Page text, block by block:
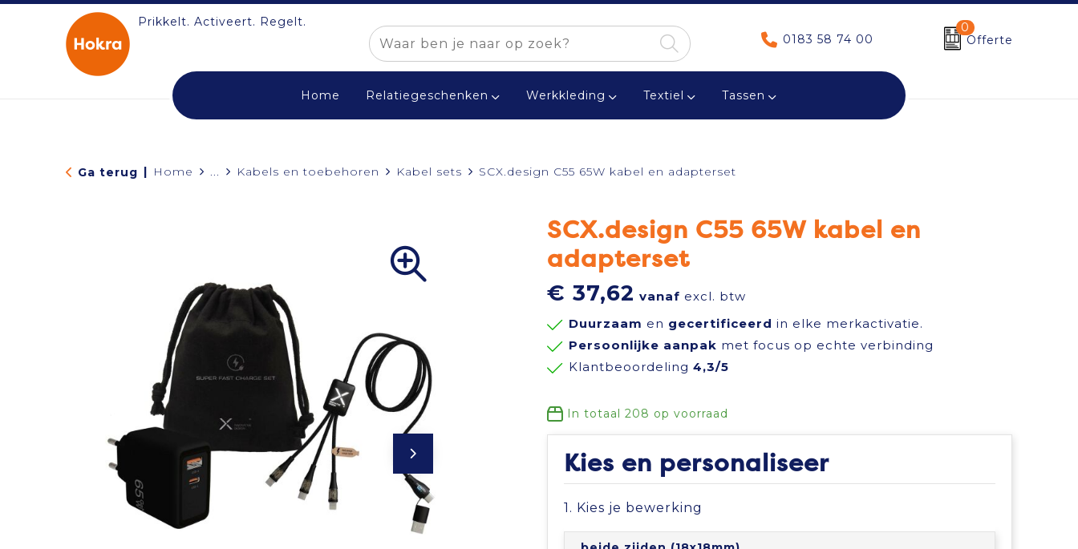
Prikkelt. Activeert. Regelt.
0183 58 74 00
0
Offerte
Home Relatiegeschenken Werkkleding Textiel Tassen
Ga terug | Home ... Kabels en toebehoren Kabel sets SCX.design C55 65W kabel en adapterset
SCX.design C55 65W kabel en
adapterset
€ 37,62 vanaf excl. btw
Duurzaam en gecertificeerd in elke merkactivatie.
Persoonlijke aanpak met focus op echte verbinding
Klantbeoordeling 4,3/5
In totaal 208 op voorraad
Kies en personaliseer
1. Kies je bewerking